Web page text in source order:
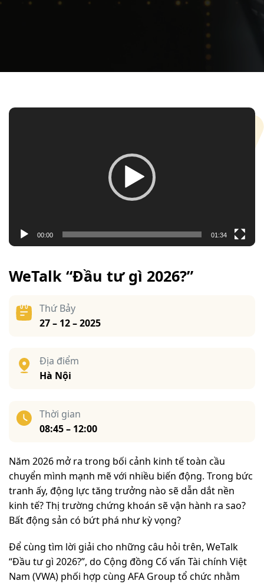
Trình
00:00 01:34
WeTalk “Đầu tư gì 2026?”
Thứ Bảy
27 – 12 – 2025
Địa điểm
Hà Nội
Thời gian
08:45 – 12:00
Năm 2026 mở ra trong bối cảnh kinh tế toàn cầu
chuyển mình mạnh mẽ với nhiều biến động. Trong bức
tranh ấy, động lực tăng trưởng nào sẽ dẫn dắt nền
kinh tế? Thị trường chứng khoán sẽ vận hành ra sao?
Bất động sản có bứt phá như kỳ vọng?
Để cùng tìm lời giải cho những câu hỏi trên, WeTalk
“Đầu tư gì 2026?”, do Cộng đồng Cố vấn Tài chính Việt
Nam (VWA) phối hợp cùng AFA Group tổ chức nhằm